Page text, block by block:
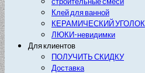
Клей для ванной
КЕРАМИЧЕСКИЙ УГОЛОК
ЛЮКИ-невидимки
Для клиентов
ПОЛУЧИТЬ СКИДКУ
Доставка